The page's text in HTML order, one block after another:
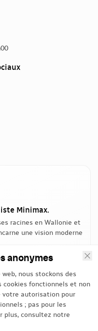
Minimax.
racines en Wallonie et
une vision moderne
de gestion des avis
anonymes
nous stockons des
cookies fonctionnels et non
votre autorisation pour
; pas pour les
plus, consultez notre